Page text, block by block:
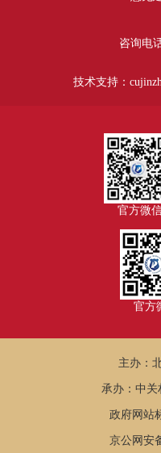
咨询电
技术支持：
官方微
官方
主办：
承办：中关
政府网站
京公网安